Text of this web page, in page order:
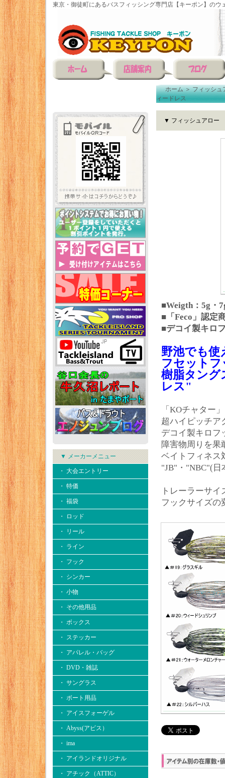
東京・御徒町にあるバスフィッシング専門店【キーポン】のウ
▼ メーカーメニュー
・ 大会エントリー
・ 特価
・ 福袋
・ ロッド
・ リール
・ ライン
・ フック
・ シンカー
・ 小物
・ その他用品
・ ボックス
・ ステッカー
・ アパレル・バッグ
・ DVD・雑誌
・ サングラス
・ ボート用品
・ アイスフォーゲル
・ Abyss(アビス）
・ ima
・ アイランドオリジナル
・ アチック（ATTIC）
ホーム＞フィッシュ
ィードレス
▼ フィッシュアロー
■Weigth：5g・
■「Feco」認定
■デコイ製キロ
野池でも使
フセット
樹脂タン
レス"
「KOチャター
超ハイピッチア
デコイ製キロフ
障害物周りを果
ベイトフィネス
"JB"・"NBC"(日
トレーラーサ
フックサイズの